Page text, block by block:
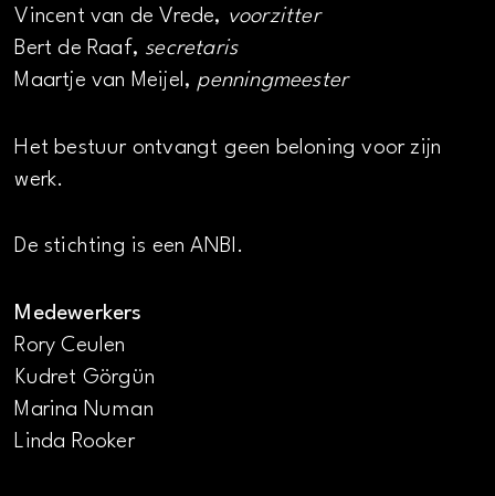
Vincent van de Vrede, voorzitter
Bert de Raaf, secretaris
Maartje van Meijel, penningmeester
Het bestuur ontvangt geen beloning voor zijn
werk.
De stichting is een ANBI.
Medewerkers
Rory Ceulen
Kudret Görgün
Marina Numan
Linda Rooker